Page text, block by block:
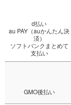
d払い
au PAY（auかんたん決
済）
ソフトバンクまとめて
支払い
GMO後払い